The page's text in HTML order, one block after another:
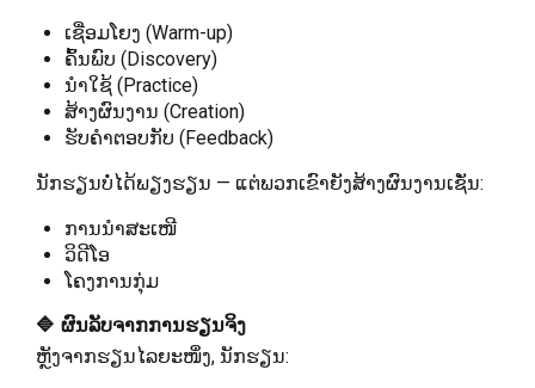
ເຊື່ອມໂຍງ (Warm-up)
ຄົ້ນພົບ (Discovery)
ນຳໃຊ້ (Practice)
ສ້າງຜົນງານ (Creation)
ຮັບຄຳຕອບກັບ (Feedback)
ນັກຮຽນບໍ່ໄດ້ພຽງຮຽນ — ແຕ່ພວກເຂົາຍັງສ້າງຜົນງານເຊັ່ນ:
ການນຳສະເໜີ
ວິດີໂອ
ໂຄງການກຸ່ມ
🔷 ຜົນລັບຈາກການຮຽນຈິງ
ຫຼັງຈາກຮຽນໄລຍະໜຶ່ງ, ນັກຮຽນ: